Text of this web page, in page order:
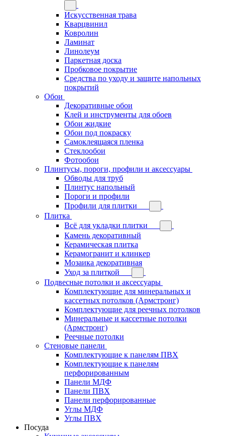
Искусственная трава
Кварцвинил
Ковролин
Ламинат
Линолеум
Паркетная доска
Пробковое покрытие
Средства по уходу и защите напольных
покрытий
Обои
Декоративные обои
Клей и инструменты для обоев
Обои жидкие
Обои под покраску
Самоклеящаяся пленка
Стеклообои
Фотообои
Плинтусы, пороги, профили и аксессуары
Обводы для труб
Плинтус напольный
Пороги и профили
Профили для плитки
Плитка
Всё для укладки плитки
Камень декоративный
Керамическая плитка
Керамогранит и клинкер
Мозаика декоративная
Уход за плиткой
Подвесные потолки и аксессуары
Комплектующие для минеральных и
кассетных потолков (Армстронг)
Комплектующие для реечных потолков
Минеральные и кассетные потолки
(Армстронг)
Реечные потолки
Стеновые панели
Комплектующие к панелям ПВХ
Комплектующие к панелям
перфорированным
Панели МДФ
Панели ПВХ
Панели перфорированные
Углы МДФ
Углы ПВХ
Посуда